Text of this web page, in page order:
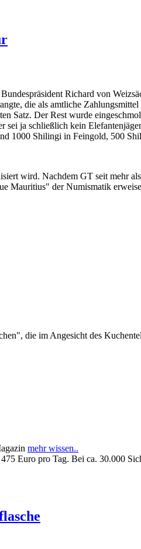
Richard von
die als amtliche
Satz. Der Rest wurde
sei ja schließlich kein
1000 Shilingi in Feingold, 500
wird. Nachdem GT seit mehr
Mauritius" der Numismatik
die im Angesicht des
mehr wissen..
Euro pro Tag. Bei ca. 30.000